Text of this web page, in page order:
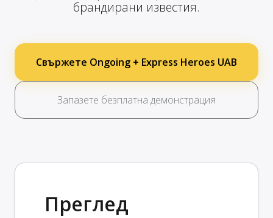
брандирани известия.
Свържете Ongoing + Express Heroes UAB
Запазете безплатна демонстрация
Преглед